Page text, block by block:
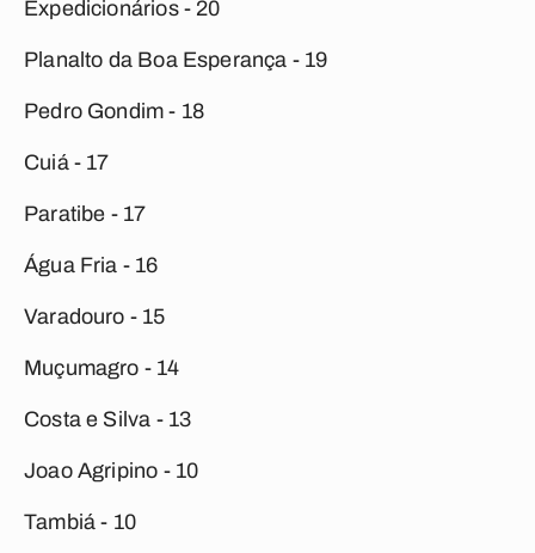
Expedicionários - 20
Planalto da Boa Esperança - 19
Pedro Gondim - 18
Cuiá - 17
Paratibe - 17
Água Fria - 16
Varadouro - 15
Muçumagro - 14
Costa e Silva - 13
Joao Agripino - 10
Tambiá - 10